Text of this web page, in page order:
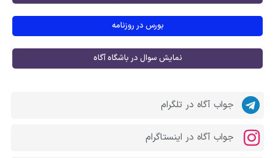
بورس در روزنامه
نمایش سوال در باشگاه آگاه
جواب آگاه در تلگرام
جواب آگاه در اینستاگرام